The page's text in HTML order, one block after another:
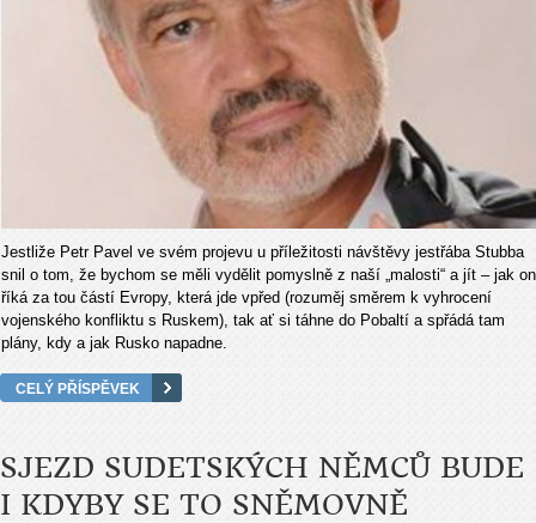
Jestliže Petr Pavel ve svém projevu u příležitosti návštěvy jestřába Stubba
snil o tom, že bychom se měli vydělit pomyslně z naší „malosti“ a jít – jak on
říká za tou částí Evropy, která jde vpřed (rozuměj směrem k vyhrocení
vojenského konfliktu s Ruskem), tak ať si táhne do Pobaltí a spřádá tam
plány, kdy a jak Rusko napadne.
CELÝ PŘÍSPĚVEK
SJEZD SUDETSKÝCH NĚMCŮ BUDE
I KDYBY SE TO SNĚMOVNĚ